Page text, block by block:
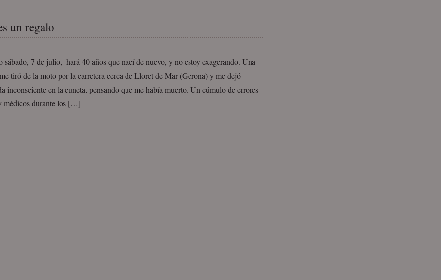
un regalo
sábado, 7 de julio, hará 40 años que nací de nuevo, y no estoy exagerando. Una
tiró de la moto por la carretera cerca de Lloret de Mar (Gerona) y me dejó
inconsciente en la cuneta, pensando que me había muerto. Un cúmulo de errores
médicos durante los […]